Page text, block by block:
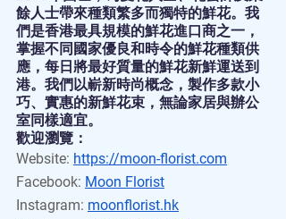
餘人士帶來種類繁多而獨特的鮮花。我
們是香港最具規模的鮮花進口商之一，
掌握不同國家優良和時令的鮮花種類供
應，每日將最好質量的鮮花新鮮運送到
港。我們以嶄新時尚概念，製作多款小
巧、實惠的新鮮花束，無論家居與辦公
室同樣適宜。
歡迎瀏覽：
Website: https://moon-florist.com
Facebook: Moon Florist
Instagram: moonflorist.hk